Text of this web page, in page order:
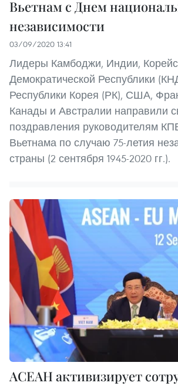
Вьетнам с Днем
независимости
03/09/2020 13:41
Лидеры Камбоджи, Индии,
Демократической Республики
Республики Корея (РК), США,
Канады и Австралии направили
поздравления руководителям
Вьетнама по случаю 75-летия
страны (2 сентября 1945-2020 гг.).
АСЕАН активизирует